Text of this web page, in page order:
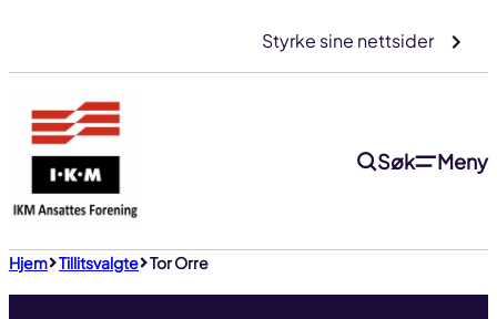
Styrke sine nettsider
Søk Meny
Hjem Tillitsvalgte Tor Orre Til toppen